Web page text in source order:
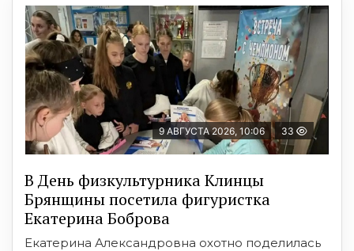
9 АВГУСТА 2026, 10:06 33
В День физкультурника Клинцы
Брянщины посетила фигуристка
Екатерина Боброва
Екатерина Александровна охотно поделилась